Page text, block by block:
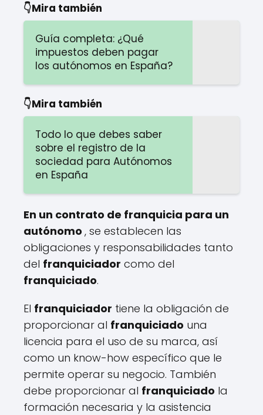
👇Mira también
Guía completa: ¿Qué
impuestos deben pagar
los autónomos en España?
👇Mira también
Todo lo que debes saber
sobre el registro de la
sociedad para Autónomos
en España
En un contrato de franquicia para un
autónomo , se establecen las
obligaciones y responsabilidades tanto
del franquiciador como del
franquiciado.
El franquiciador tiene la obligación de
proporcionar al franquiciado una
licencia para el uso de su marca, así
como un know-how específico que le
permite operar su negocio. También
debe proporcionar al franquiciado la
formación necesaria y la asistencia